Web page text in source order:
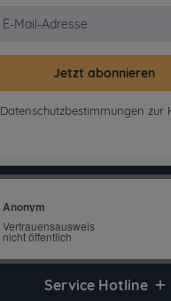
Jetzt abonnieren
Datenschutzbestimmungen zur
Service Hotline